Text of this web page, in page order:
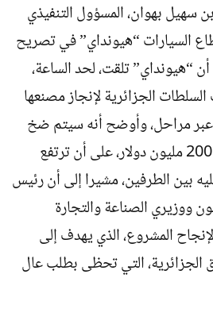
سهيل بهوان، المسؤول التنفيذي
السيارات “هيونداي” في تصريح
“هيونداي” تلقت، لحد الساعة،
الجزائرية لإنجاز مصنعها
عبر مراحل، وأوضح أنه سيتم ضخ
استثمارات مبدئية تعادل 200 مليون دولار، على أن ترتفع
بين الطرفين، مشيرا إلى أن رئيس
ووزيري الصناعة والتجارة
المشروع، الذي يهدف إلى
الجزائرية، التي تحظى بطلب عال